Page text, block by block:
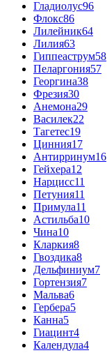
Гладиолус96
Флокс86
Лилейник64
Лилия63
Гиппеаструм58
Пеларгония57
Георгина38
Фрезия30
Анемона29
Василек22
Тагетес19
Цинния17
Антирринум16
Гейхера12
Нарцисс11
Петуния11
Примула11
Астильба10
Чина10
Кларкия8
Гвоздика8
Дельфиниум7
Гортензия7
Мальва6
Гербера5
Канна5
Гиацинт4
Календула4